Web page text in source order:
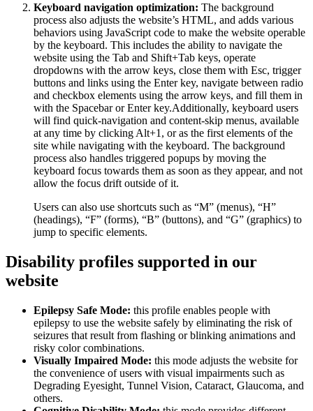
Keyboard navigation optimization: The background
process also adjusts the website’s HTML, and adds various
behaviors using JavaScript code to make the website operable
by the keyboard. This includes the ability to navigate the
website using the Tab and Shift+Tab keys, operate
dropdowns with the arrow keys, close them with Esc, trigger
buttons and links using the Enter key, navigate between radio
and checkbox elements using the arrow keys, and fill them in
with the Spacebar or Enter key.Additionally, keyboard users
will find quick-navigation and content-skip menus, available
at any time by clicking Alt+1, or as the first elements of the
site while navigating with the keyboard. The background
process also handles triggered popups by moving the
keyboard focus towards them as soon as they appear, and not
allow the focus drift outside of it.
Users can also use shortcuts such as “M” (menus), “H”
(headings), “F” (forms), “B” (buttons), and “G” (graphics) to
jump to specific elements.
Disability profiles supported in our
website
Epilepsy Safe Mode: this profile enables people with
epilepsy to use the website safely by eliminating the risk of
seizures that result from flashing or blinking animations and
risky color combinations.
Visually Impaired Mode: this mode adjusts the website for
the convenience of users with visual impairments such as
Degrading Eyesight, Tunnel Vision, Cataract, Glaucoma, and
others.